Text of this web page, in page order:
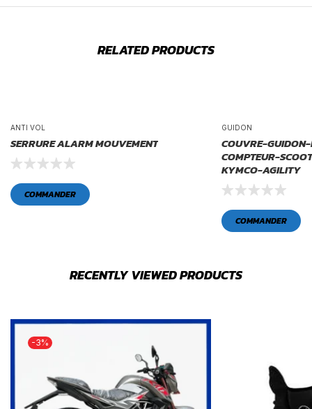
RELATED PRODUCTS
ANTI VOL
SERRURE ALARM MOUVEMENT
COMMANDER
GUIDON
COUVRE-
COMPTEUR-
KYMCO-AGILITY
COMMANDER
RECENTLY VIEWED PRODUCTS
-3%